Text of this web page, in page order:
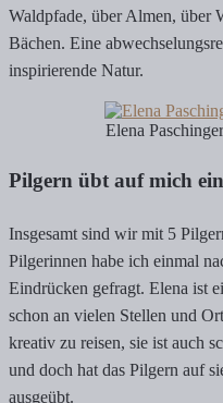
Waldpfade, über Almen, über
Bächen. Eine
inspirierende Natur.
Elena
Pilgern übt auf mich
Insgesamt sind wir mit 5
Pilgerinnen habe ich einmal
Eindrücken gefragt. Elena ist
schon an vielen Stellen und
kreativ zu reisen, sie ist auch
und doch hat das Pilgern auf
ausgeübt.